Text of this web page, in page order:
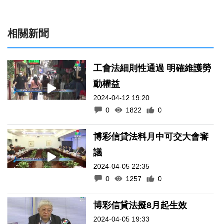
相關新聞
工會法細則性通過 明確維護勞
動權益
2024-04-12 19:20
0
1822 0
博彩信貸法料月中可交大會審
議
2024-04-05 22:35
0
1257 0
博彩信貸法擬8月起生效
2024-04-05 19:33